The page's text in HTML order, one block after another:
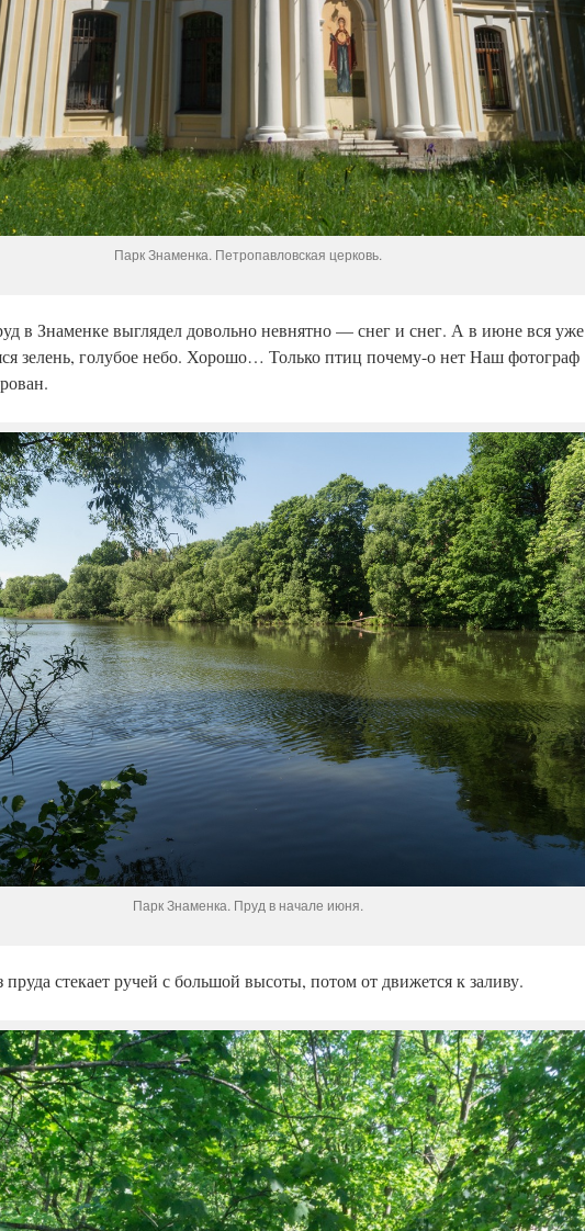
Парк Знаменка. Петропавловская церковь.
в Знаменке выглядел довольно невнятно — снег и снег. А в июне вся уже
зелень, голубое небо. Хорошо… Только птиц почему-о нет Наш фотограф
Парк Знаменка. Пруд в начале июня.
пруда стекает ручей с большой высоты, потом от движется к заливу.